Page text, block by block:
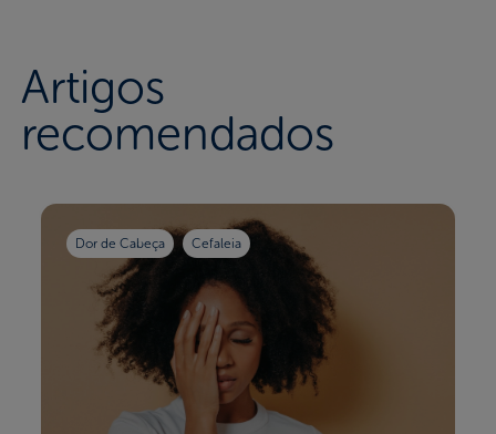
Artigos
recomendados
Dor de Cabeça Cefaleia